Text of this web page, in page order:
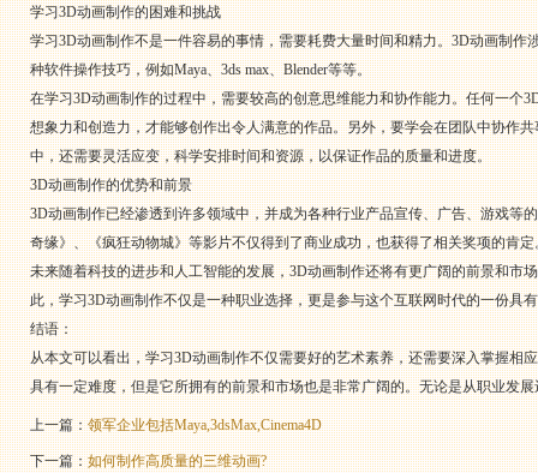
学习3D动画制作的困难和挑战
学习3D动画制作不是一件容易的事情，需要耗费大量时间和精力。3D动画制
种软件操作技巧，例如Maya、3ds max、Blender等等。
在学习3D动画制作的过程中，需要较高的创意思维能力和协作能力。任何一
想象力和创造力，才能够创作出令人满意的作品。另外，要学会在团队中协作
中，还需要灵活应变，科学安排时间和资源，以保证作品的质量和进度。
3D动画制作的优势和前景
3D动画制作已经渗透到许多领域中，并成为各种行业产品宣传、广告、游戏
奇缘》、《疯狂动物城》等影片不仅得到了商业成功，也获得了相关奖项的肯
未来随着科技的进步和人工智能的发展，3D动画制作还将有更广阔的前景和
此，学习3D动画制作不仅是一种职业选择，更是参与这个互联网时代的一份
结语：
从本文可以看出，学习3D动画制作不仅需要好的艺术素养，还需要深入掌握
具有一定难度，但是它所拥有的前景和市场也是非常广阔的。无论是从职业发
上一篇：领军企业包括Maya,3dsMax,Cinema4D
下一篇：如何制作高质量的三维动画?